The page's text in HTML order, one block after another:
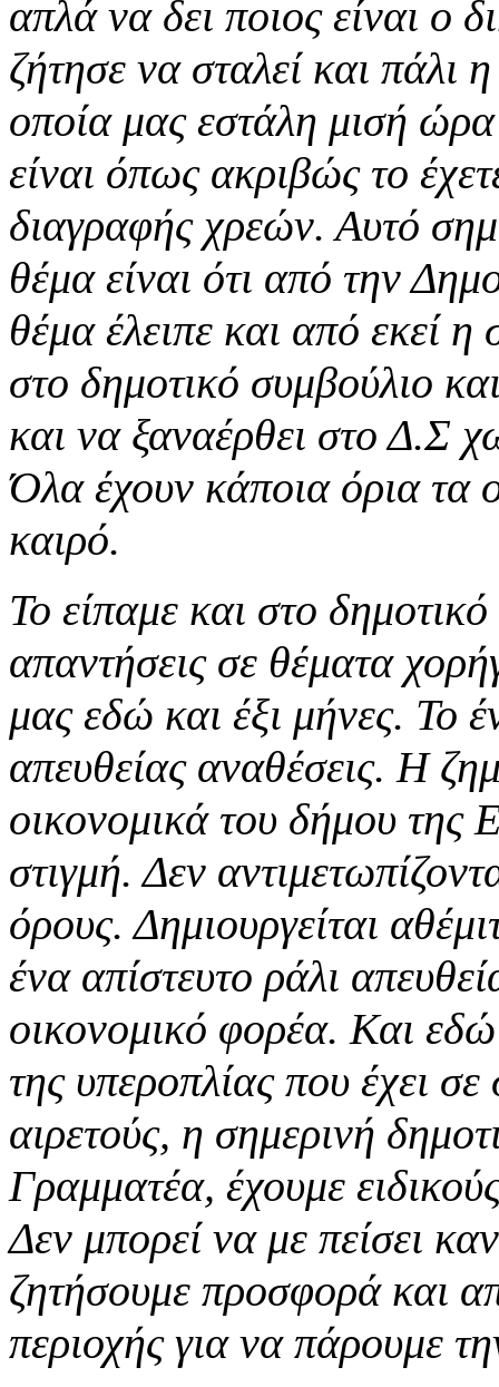
απλά να δει ποιος είναι ο
ζήτησε να σταλεί και
οποία μας εστάλη μισή
είναι όπως ακριβώς το
διαγραφής χρεών. Αυτό
θέμα είναι ότι από την
θέμα έλειπε και από εκεί η
στο δημοτικό συμβούλιο
και να ξαναέρθει στο Δ.Σ
Όλα έχουν κάποια όρια τα
καιρό.
Το είπαμε και στο
απαντήσεις σε θέματα
μας εδώ και έξι μήνες. Το
απευθείας αναθέσεις. Η
οικονομικά του δήμου της
στιγμή. Δεν
όρους. Δημιουργείται
ένα απίστευτο ράλι
οικονομικό φορέα. Και
της υπεροπλίας που έχει
αιρετούς, η σημερινή
Γραμματέα, έχουμε
Δεν μπορεί να με πείσει
ζητήσουμε προσφορά και
περιοχής για να πάρουμε